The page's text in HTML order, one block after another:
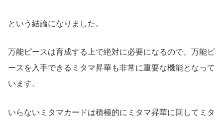
という結論になりました。
万能ピースは育成する上で絶対に必要になるので、万能ピ
ースを入手できるミタマ昇華も非常に重要な機能となって
います。
いらないミタマカードは積極的にミタマ昇華に回してミタ